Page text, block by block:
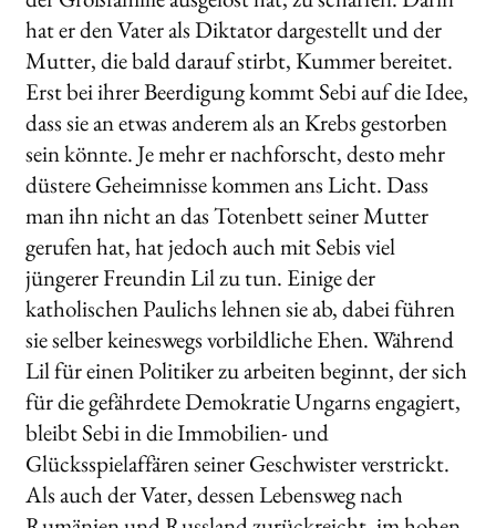
hat er den Vater als Diktator dargestellt und der
Mutter, die bald darauf stirbt, Kummer bereitet.
Erst bei ihrer Beerdigung kommt Sebi auf die Idee,
dass sie an etwas anderem als an Krebs gestorben
sein könnte. Je mehr er nachforscht, desto mehr
düstere Geheimnisse kommen ans Licht. Dass
man ihn nicht an das Totenbett seiner Mutter
gerufen hat, hat jedoch auch mit Sebis viel
jüngerer Freundin Lil zu tun. Einige der
katholischen Paulichs lehnen sie ab, dabei führen
sie selber keineswegs vorbildliche Ehen. Während
Lil für einen Politiker zu arbeiten beginnt, der sich
für die gefährdete Demokratie Ungarns engagiert,
bleibt Sebi in die Immobilien- und
Glücksspielaffären seiner Geschwister verstrickt.
Als auch der Vater, dessen Lebensweg nach